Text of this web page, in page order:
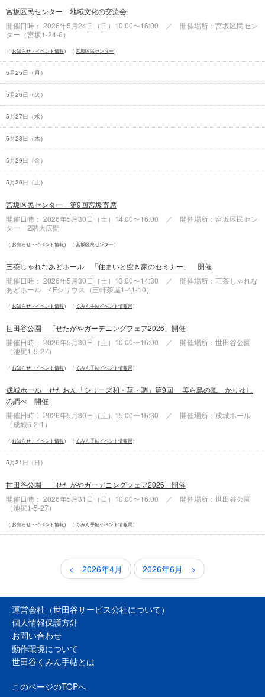
宮坂区民センター 地域文化の交流会
開催日時： 2026年5月24日（ 日 ）10:00〜16:00 ／ 開催場所：宮坂区民セン
ター（宮坂1-24-6）
お知らせ・イベント情報 宮坂区民センター
5月25日（ 月 ）
5月26日（火）
5月27日（水）
5月28日（木）
5月29日（金）
5月30日（土）
宮坂区民センター 第9回宮坂寄席
開催日時： 2026年5月30日（土）14:00〜16:00 ／ 開催場所：宮坂区民セン
ター 2階大広間
お知らせ・イベント情報 宮坂区民センター
三茶しゃれなあどホール 「住まいと空き家のセミナー」 開催
開催日時： 2026年5月30日（土）13:00〜14:30 ／ 開催場所：三茶しゃれな
あどホール 4Fシリウス（三軒茶屋1-41-10）
お知らせ・イベント情報 くみん手帖イベント情報局
世田谷公園 「せたがやガーデニングフェア2026」開催
開催日時： 2026年5月30日（土）10:00〜16:00 ／ 開催場所：世田谷公園
（池尻1-5-27）
お知らせ・イベント情報 くみん手帖イベント情報局
成城ホール せたおん「シリーズ和・華・調」第9回 美ら島の風、かりゆし
の調べ 開催
開催日時： 2026年5月30日（土）15:00〜16:30 ／ 開催場所：成城ホール
（成城6-2-1）
お知らせ・イベント情報 くみん手帖イベント情報局
5月31日（日）
世田谷公園 「せたがやガーデニングフェア2026」開催
開催日時： 2026年5月31日（ 日 ）10:00〜16:00 ／ 開催場所：世田谷公園
（池尻1-5-27）
お知らせ・イベント情報 くみん手帖イベント情報局
< 2026年4月 2026年6月 >
運営会社（世田谷サービス公社について）
個人情報保護方針
お問い合わせ
動作環境について
世田谷くみん手帖とは
このページのTOPへ